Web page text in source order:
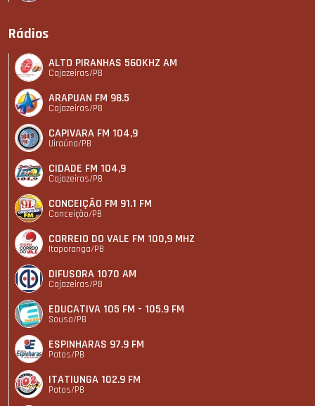
Rádios
ALTO PIRANHAS 560KHZ AM
Cajazeiras/PB
ARAPUAN FM 98.5
Cajazeiras/PB
CAPIVARA FM 104,9
Uiraúna/PB
CIDADE FM 104,9
Cajazeiras/PB
CONCEIÇÃO FM 91.1 FM
Conceição/PB
CORREIO DO VALE FM 100,9 MHZ
Itaporanga/PB
DIFUSORA 1070 AM
Cajazeiras/PB
EDUCATIVA 105 FM - 105.9 FM
Sousa/PB
ESPINHARAS 97.9 FM
Patos/PB
ITATIUNGA 102.9 FM
Patos/PB